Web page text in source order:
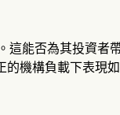
能否為其投資者
機構負載下表現如